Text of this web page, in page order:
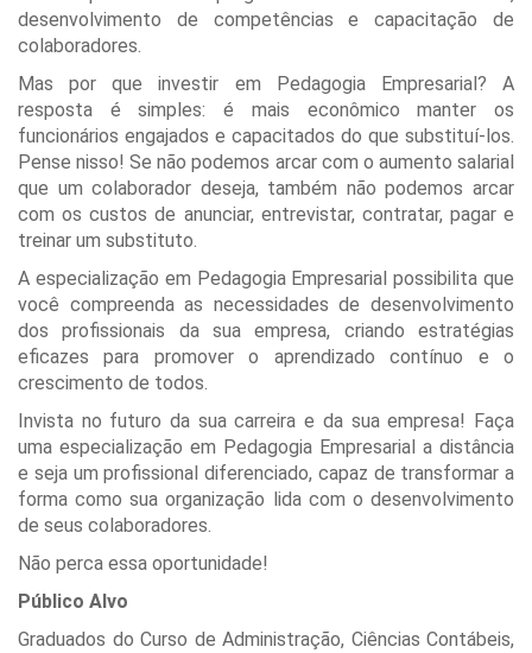
desenvolvimento de competências e capacitação de
colaboradores.
Mas por que investir em Pedagogia Empresarial? A
resposta é simples: é mais econômico manter os
funcionários engajados e capacitados do que substituí-los.
Pense nisso! Se não podemos arcar com o aumento salarial
que um colaborador deseja, também não podemos arcar
com os custos de anunciar, entrevistar, contratar, pagar e
treinar um substituto.
A especialização em Pedagogia Empresarial possibilita que
você compreenda as necessidades de desenvolvimento
dos profissionais da sua empresa, criando estratégias
eficazes para promover o aprendizado contínuo e o
crescimento de todos.
Invista no futuro da sua carreira e da sua empresa! Faça
uma especialização em Pedagogia Empresarial a distância
e seja um profissional diferenciado, capaz de transformar a
forma como sua organização lida com o desenvolvimento
de seus colaboradores.
Não perca essa oportunidade!
Público Alvo
Graduados do Curso de Administração, Ciências Contábeis,